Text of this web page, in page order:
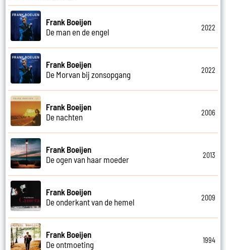
Frank Boeijen
De man en de engel
2022
Frank Boeijen
De Morvan bij zonsopgang
2022
Frank Boeijen
De nachten
2006
Frank Boeijen
De ogen van haar moeder
2013
Frank Boeijen
De onderkant van de hemel
2009
Frank Boeijen
De ontmoeting
1994